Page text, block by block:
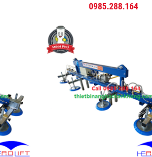
0985.288.164